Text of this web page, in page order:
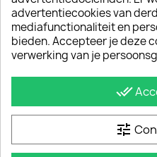
advertentiecookies van
mediafunctionaliteit en
bieden. Accepteer je deze
verwerking van je
done_all
tune